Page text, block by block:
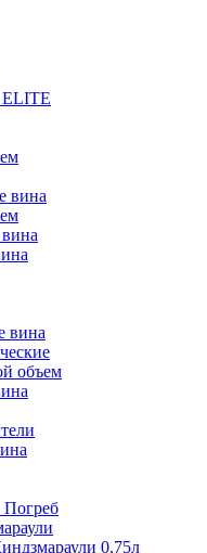
вина
вина
объем
Погреб
0,75л